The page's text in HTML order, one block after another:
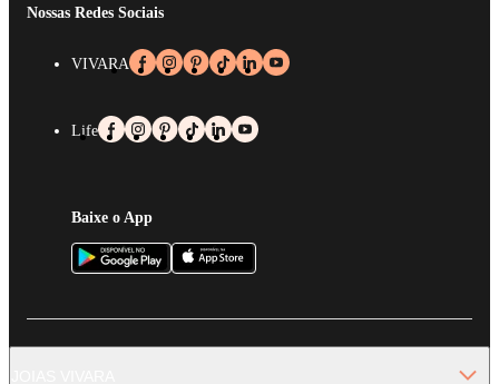
Nossas Redes Sociais
VIVARA
Life
Baixe o App